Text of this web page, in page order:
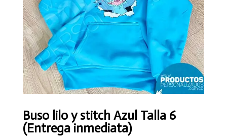
Buso lilo y stitch Azul Talla 6
(Entrega inmediata)